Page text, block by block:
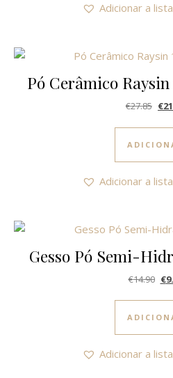
Adicionar a
Pó Cerâmico
€27.85 O
€
Adicionar a
Gesso Pó Semi-
€14.90 O
€
Adicionar a